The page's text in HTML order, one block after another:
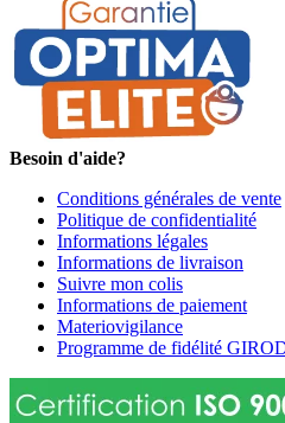
Besoin d'aide?
Conditions générales de vente
Politique de confidentialité
Informations légales
Informations de livraison
Suivre mon colis
Informations de paiement
Materiovigilance
Programme de fidélité